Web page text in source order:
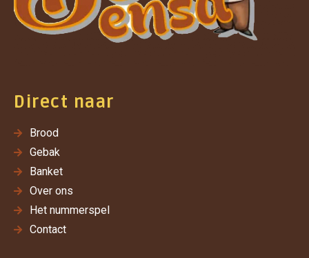
Direct naar
Brood
Gebak
Banket
Over ons
Het nummerspel
Contact